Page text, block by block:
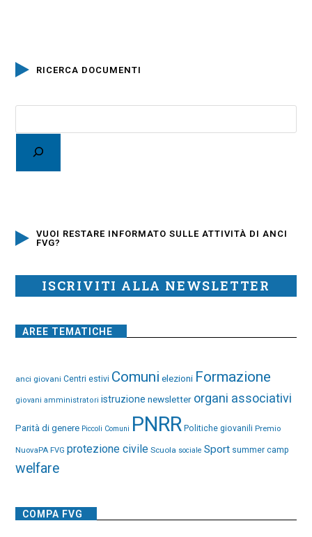
RICERCA DOCUMENTI
VUOI RESTARE INFORMATO SULLE ATTIVITÀ DI ANCI
FVG?
ISCRIVITI ALLA NEWSLETTER
AREE TEMATICHE
anci giovani Centri estivi Comuni elezioni Formazione
giovani amministratori istruzione newsletter organi associativi
Parità di genere Piccoli Comuni PNRR Politiche giovanili Premio
NuovaPA FVG protezione civile Scuola sociale Sport summer camp
welfare
COMPA FVG